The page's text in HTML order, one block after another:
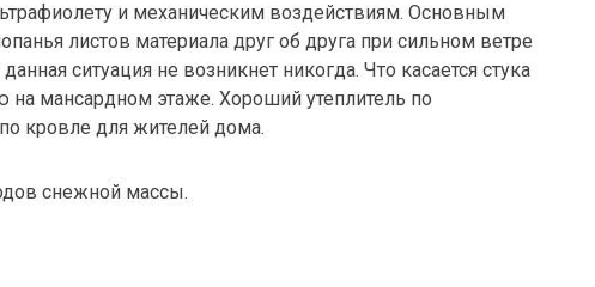
и механическим воздействиям. Основным
листов материала друг об друга при сильном ветре
ситуация не возникнет никогда. Что касается стука
мансардном этаже. Хороший утеплитель по
кровле для жителей дома.
снежной массы.